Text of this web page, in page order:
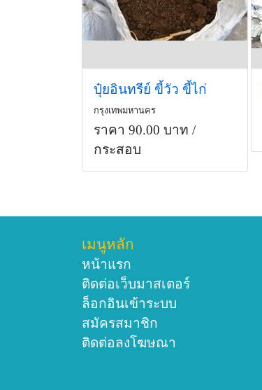
ปุ๋ยอินทรีย์ ขี้วัว ขี้ไก่
กรุงเทพมหานคร
ราคา 90.00 บาท /
กระสอบ
เมนูหลัก
หน้าแรก
ติดต่อเว็บมาสเตอร์
ล็อกอินเข้าระบบ
สมัครสมาชิก
ติดต่อลงโฆษณา